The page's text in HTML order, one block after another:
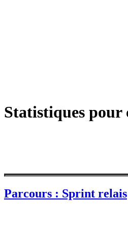
Statistiques pour
Parcours : Sprint relais